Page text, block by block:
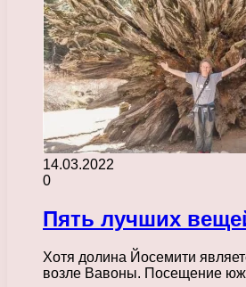
14.03.2022
0
Пять лучших
Хотя долина Йосемити
возле Вавоны. Посещение